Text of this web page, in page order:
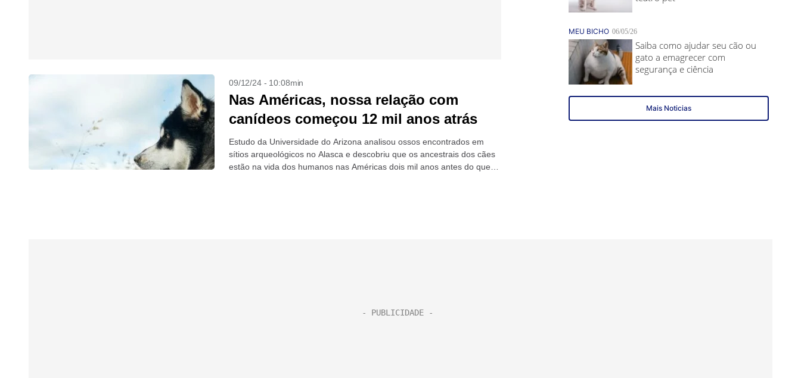
09/12/24 - 10:08min
Nas Américas, nossa relação com
canídeos começou 12 mil anos atrás
Estudo da Universidade do Arizona analisou ossos encontrados em
sítios arqueológicos no Alasca e descobriu que os ancestrais dos cães
estão na vida dos humanos nas Américas dois mil anos antes do que